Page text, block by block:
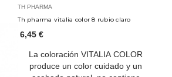
TH PHARMA
Th pharma vitalia color 8 rubio claro
6,45 €
La coloración VITALIA COLOR
produce un color cuidado y un